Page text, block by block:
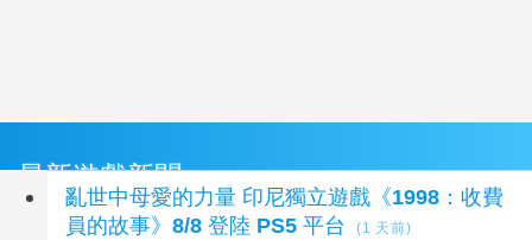
最新遊戲新聞
亂世中母愛的力量 印尼獨立遊戲《1998：收費
員的故事》8/8 登陸 PS5 平台
(1 天前)